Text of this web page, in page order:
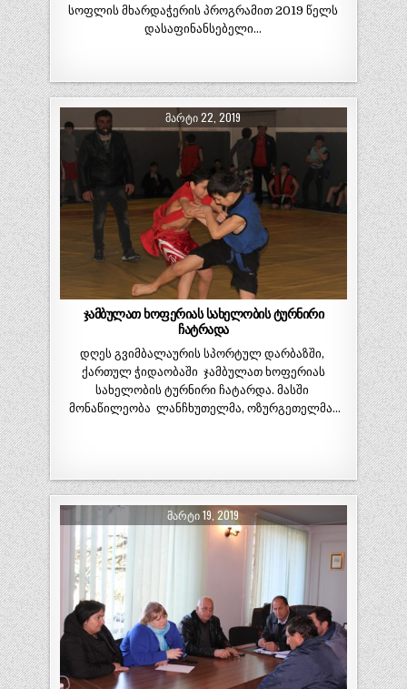
სოფლის მხარდაჭერის პროგრამით 2019 წელს
დასაფინანსებელი…
ᲛᲐᲠᲢᲘ 22, 2019
ჯამბულათ ხოფერიას სახელობის ტურნირი
ჩატრადა
დღეს გვიმბალაურის სპორტულ დარბაზში,
ქართულ ჭიდაობაში ჯამბულათ ხოფერიას
სახელობის ტურნირი ჩატარდა. მასში
მონაწილეობა ლანჩხუთელმა, ოზურგეთელმა…
ᲛᲐᲠᲢᲘ 19, 2019